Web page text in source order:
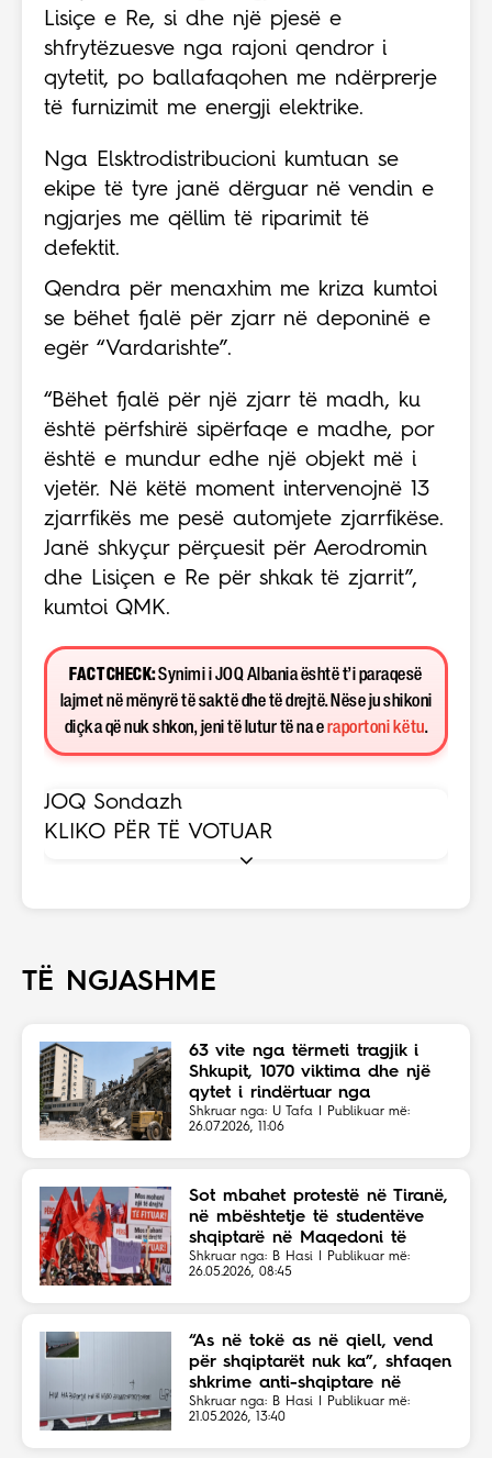
Lisiçe e Re, si dhe një pjesë e
shfrytëzuesve nga rajoni qendror i
qytetit, po ballafaqohen me ndërprerje
të furnizimit me energji elektrike.
Nga Elsktrodistribucioni kumtuan se
ekipe të tyre janë dërguar në vendin e
ngjarjes me qëllim të riparimit të
defektit.
Qendra për menaxhim me kriza kumtoi
se bëhet fjalë për zjarr në deponinë e
egër “Vardarishte”.
“Bëhet fjalë për një zjarr të madh, ku
është përfshirë sipërfaqe e madhe, por
është e mundur edhe një objekt më i
vjetër. Në këtë moment intervenojnë 13
zjarrfikës me pesë automjete zjarrfikëse.
Janë shkyçur përçuesit për Aerodromin
dhe Lisiçen e Re për shkak të zjarrit”,
kumtoi QMK.
FACT CHECK:Synimi i JOQ Albania është t’i paraqesë
lajmet në mënyrë të saktë dhe të drejtë. Nëse ju shikoni
diçka që nuk shkon, jeni të lutur të na e raportoni këtu.
JOQ Sondazh
KLIKO PËR TË VOTUAR
TË NGJASHME
63 vite nga tërmeti tragjik i
Shkupit, 1070 viktima dhe një
qytet i rindërtuar nga
solidariteti botëror
Shkruar nga: U Tafa | Publikuar më:
26.07.2026, 11:06
Sot mbahet protestë në Tiranë,
në mbështetje të studentëve
shqiptarë në Maqedoni të
Veriut
Shkruar nga: B Hasi | Publikuar më:
26.05.2026, 08:45
“As në tokë as në qiell, vend
për shqiptarët nuk ka”, shfaqen
shkrime anti-shqiptare në
Shkup
Shkruar nga: B Hasi | Publikuar më:
21.05.2026, 13:40